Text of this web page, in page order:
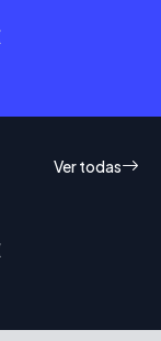
Ver todas